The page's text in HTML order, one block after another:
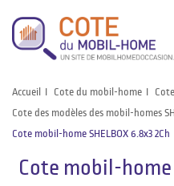
Accueil Cote du mobil-home
Cote des modèles des mobil-homes
Cote mobil-home SHELBOX 6.8x3 2Ch
Cote mobil-home